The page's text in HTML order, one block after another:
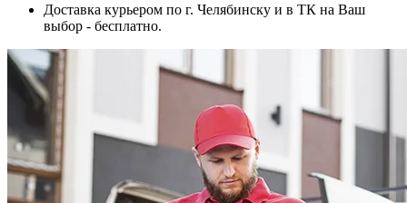
Доставка курьером по г. Челябинску и в ТК на Ваш
выбор - бесплатно.